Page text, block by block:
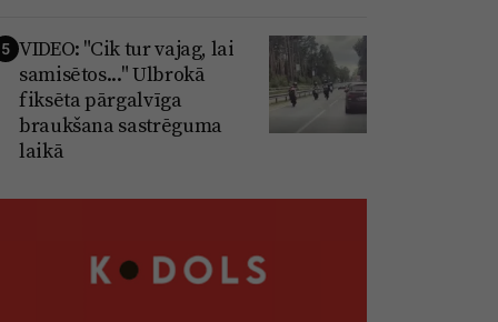
5 VIDEO: "Cik tur vajag, lai
samisētos..." Ulbrokā
fiksēta pārgalvīga
braukšana sastrēguma
laikā